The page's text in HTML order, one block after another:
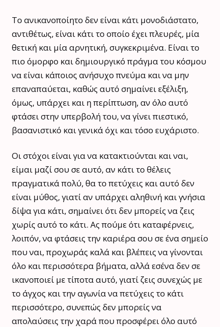
Το ανικανοποίητο δεν είναι κάτι μονοδιάστατο,
αντιθέτως, είναι κάτι το οποίο έχει πλευρές, μία
θετική και μία αρνητική, συγκεκριμένα. Είναι το
πιο όμορφο και δημιουργικό πράγμα του κόσμου
να είναι κάποιος ανήσυχο πνεύμα και να μην
επαναπαύεται, καθώς αυτό σημαίνει εξέλιξη,
όμως, υπάρχει και η περίπτωση, αν όλο αυτό
φτάσει στην υπερβολή του, να γίνει πιεστικό,
βασανιστικό και γενικά όχι και τόσο ευχάριστο.
Οι στόχοι είναι για να κατακτιούνται και ναι,
είμαι μαζί σου σε αυτό, αν κάτι το θέλεις
πραγματικά πολύ, θα το πετύχεις και αυτό δεν
είναι μύθος, γιατί αν υπάρχει αληθινή και γνήσια
δίψα για κάτι, σημαίνει ότι δεν μπορείς να ζεις
χωρίς αυτό το κάτι. Ας πούμε ότι καταφέρνεις,
λοιπόν, να φτάσεις την καριέρα σου σε ένα σημείο
που ναι, προχωράς καλά και βλέπεις να γίνονται
όλο και περισσότερα βήματα, αλλά εσένα δεν σε
ικανοποιεί με τίποτα αυτό, γιατί ζεις συνεχώς με
το άγχος και την αγωνία να πετύχεις το κάτι
περισσότερο, συνεπώς δεν μπορείς να
απολαύσεις την χαρά που προσφέρει όλο αυτό